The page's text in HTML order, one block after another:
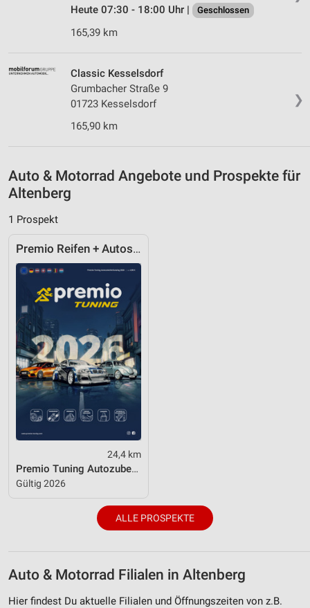
Heute 07:30 - 18:00 Uhr | Geschlossen
165,39 km
❯
Classic Kesselsdorf
Grumbacher Straße 9
01723 Kesselsdorf
165,90 km
Auto & Motorrad Angebote und Prospekte für
Altenberg
1 Prospekt
Premio Reifen + Autoservice
24,4 km
Premio Tuning Autozubehörkatalog 2026
Gültig 2026
ALLE PROSPEKTE
Auto & Motorrad Filialen in Altenberg
Hier findest Du aktuelle Filialen und Öffnungszeiten von z.B.
Informationen identifizieren
Performance